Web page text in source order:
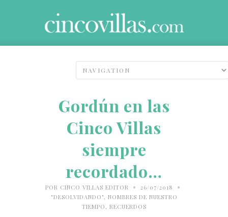
Gordún en las
Cinco Villas
siempre
recordado…
POR CINCO VILLAS EDITOR • 26/07/2018 •
"DESOLVIDANDO", NOMBRES DE NUESTRO
TIEMPO , RECUERDOS